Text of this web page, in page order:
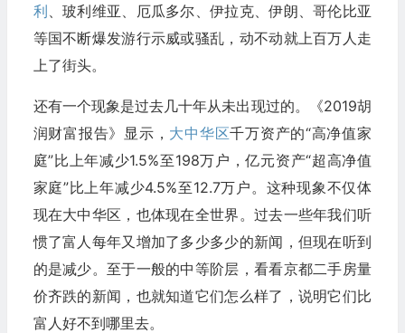
利 、玻利维亚、厄瓜多尔、伊拉克、伊朗、哥伦比亚
等国不断爆发游行示威或骚乱，动不动就上百万人走
上了街头。
还有一个现象是过去几十年从未出现过的。《2019胡
润财富报告》显示， 大中华区千万资产的“高净值家
庭”比上年减少1.5%至198万户，亿元资产“超高净值
家庭”比上年减少4.5%至12.7万户。这种现象不仅体
现在大中华区，也体现在全世界。过去一些年我们听
惯了富人每年又增加了多少多少的新闻，但现在听到
的是减少。至于一般的中等阶层，看看京都二手房量
价齐跌的新闻，也就知道它们怎么样了，说明它们比
富人好不到哪里去。